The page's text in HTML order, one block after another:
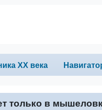
ХХ века
только в